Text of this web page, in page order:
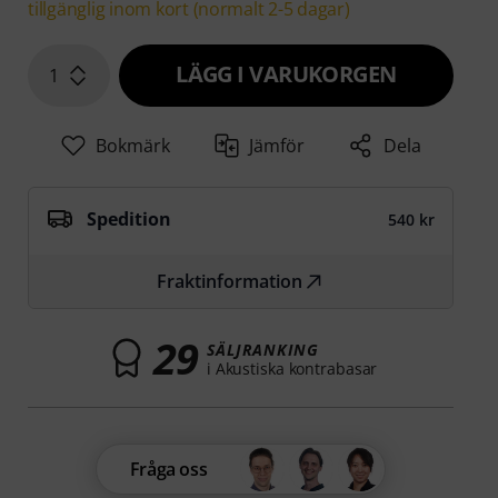
tillgänglig inom kort (normalt 2-5 dagar)
1 LÄGG I VARUKORGEN
Bokmärk Jämför Dela
Spedition 540 kr
Fraktinformation
29 SÄLJRANKING
i Akustiska kontrabasar
Fråga oss